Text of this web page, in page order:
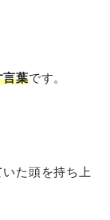
言葉です。
た頭を持ち上